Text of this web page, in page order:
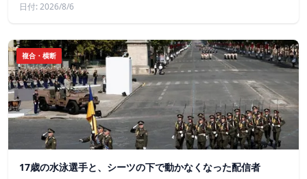
日付: 2026/8/6
複合・横断
17歳の水泳選手と、シーツの下で動かなくなった配信者